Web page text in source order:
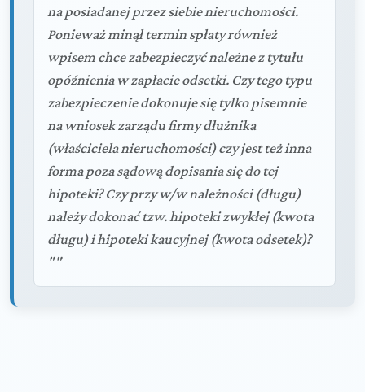
na posiadanej przez siebie nieruchomości.
Ponieważ minął termin spłaty również
wpisem chce zabezpieczyć należne z tytułu
opóźnienia w zapłacie odsetki. Czy tego typu
zabezpieczenie dokonuje się tylko pisemnie
na wniosek zarządu firmy dłużnika
(właściciela nieruchomości) czy jest też inna
forma poza sądową dopisania się do tej
hipoteki? Czy przy w/w należności (długu)
należy dokonać tzw. hipoteki zwykłej (kwota
długu) i hipoteki kaucyjnej (kwota odsetek)?
""